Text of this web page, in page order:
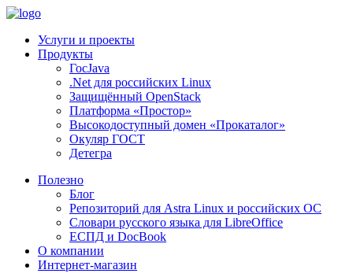
Услуги и проекты
Продукты
ГосJava
.Net для российских Linux
Защищённый OpenStack
Платформа «Простор»
Высокодоступный домен «Прокаталог»
Окуляр ГОСТ
Детегра
Полезно
Блог
Репозиторий для Astra Linux и российских ОС
Словари русского языка для LibreOffice
ЕСПД и DocBook
О компании
Интернет-магазин